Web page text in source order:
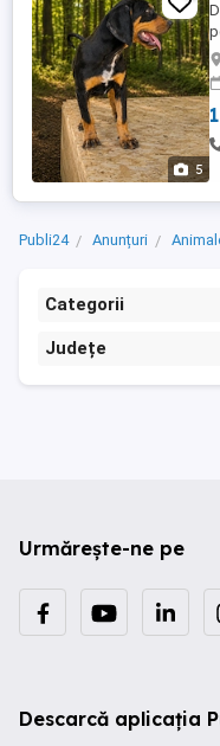
5
Publi24 Anunțuri
Categorii
Județe
Urmărește-ne pe
Descarcă aplicația